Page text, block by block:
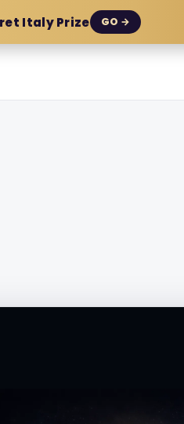
Italy Prize GO →